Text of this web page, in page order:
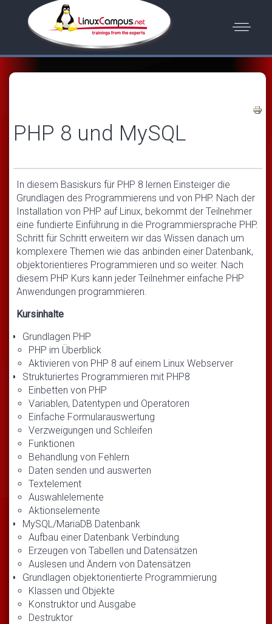
PHP 8 und MySQL
In diesem Basiskurs für PHP 8 lernen Einsteiger die
Grundlagen des Programmierens und von PHP. Nach der
Installation von PHP auf Linux, bekommt der Teilnehmer
eine fundierte Einführung in die Programmiersprache PHP.
Schritt für Schritt erweitern wir das Wissen danach um
komplexere Themen wie das anbinden einer Datenbank,
objektorientieres Programmieren und so weiter. Nach
diesem PHP Kurs kann jeder Teilnehmer einfache PHP
Anwendungen programmieren.
Kursinhalte
Grundlagen PHP
PHP im Überblick
Aktivieren von PHP 8 auf einem Linux Webserver
Strukturiertes Programmieren mit PHP8
Einbetten von PHP
Variablen, Datentypen und Operatoren
Einfache Formularauswertung
Verzweigungen und Schleifen
Funktionen
Behandlung von Fehlern
Daten senden und auswerten
Textelement
Auswahlelemente
Aktionselemente
MySQL/MariaDB Datenbank
Aufbau einer Datenbank Verbindung
Erzeugen von Tabellen und Datensätzen
Auslesen und Ändern von Datensätzen
Grundlagen objektorientierte Programmierung
Klassen und Objekte
Konstruktor und Ausgabe
Destruktor